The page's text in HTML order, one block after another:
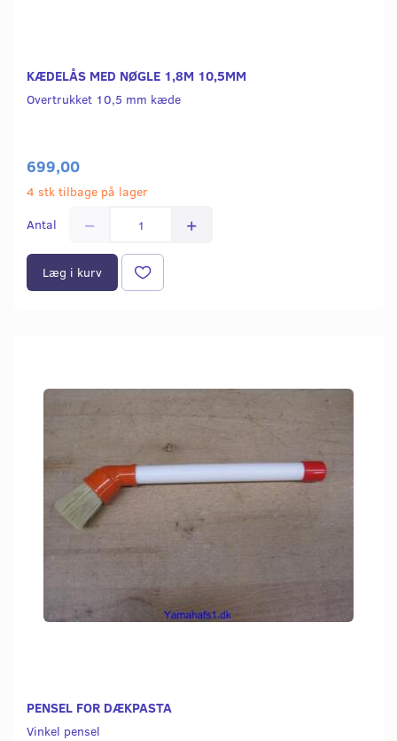
KÆDELÅS MED NØGLE 1,8M 10,5MM
Overtrukket 10,5 mm kæde
699,00
4 stk tilbage på lager
Antal
Læg i kurv
PENSEL FOR DÆKPASTA
Vinkel pensel